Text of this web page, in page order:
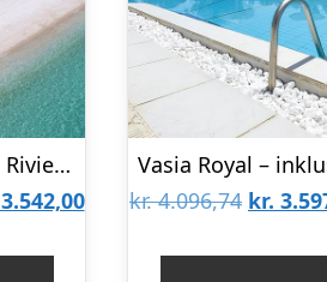
Lejligheder La Riviera Barbati
3.542,00Den
kr.4.096,74 Den
kr.